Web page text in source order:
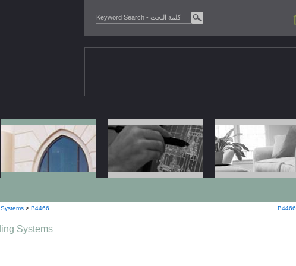
> B4466 B4466
Systems